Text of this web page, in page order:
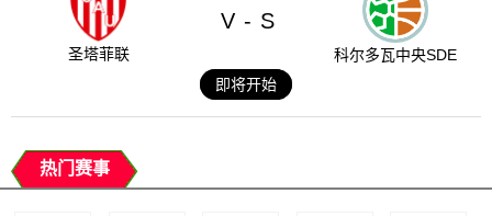
圣塔菲联
V - S
科尔多瓦中央SDE
即将开始
热门赛事